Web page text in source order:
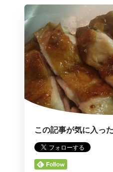
この記事が気に入っ